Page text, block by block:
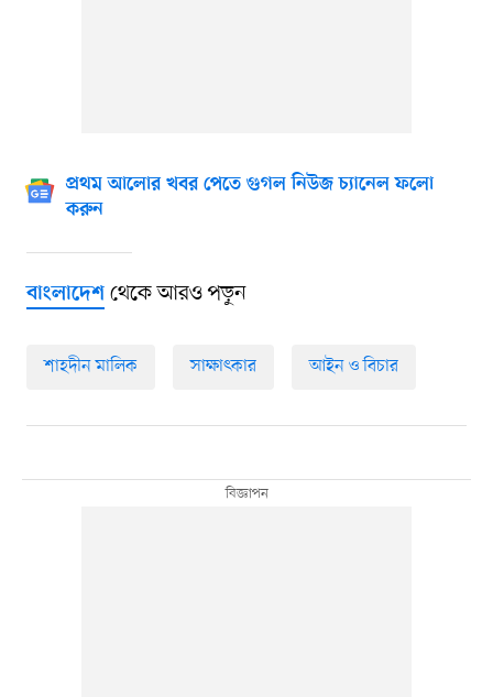
প্রথম আলোর খবর পেতে গুগল নিউজ চ্যানেল ফলো
করুন
বাংলাদেশথেকে আরও পড়ুন
শাহদীন মালিক সাক্ষাৎকার আইন ও বিচার